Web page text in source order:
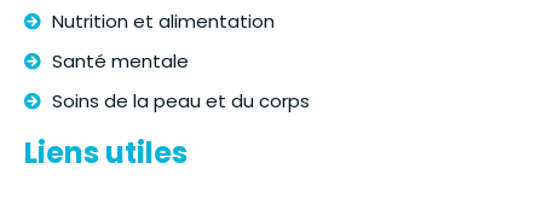
Nutrition et alimentation
Santé mentale
Soins de la peau et du corps
Liens utiles